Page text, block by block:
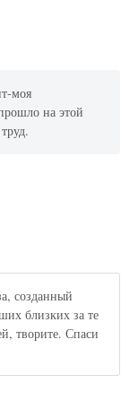
моя
на этой
созданный
близких за те
творите. Спаси